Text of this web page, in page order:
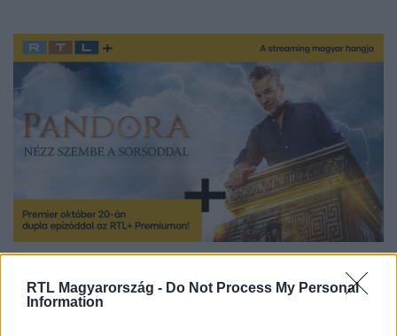
RTL Magyarország - Do Not Process My Personal
Information
Nézd a Pandorát az RTL-en vagy streameld az RTL+ Premiumon!